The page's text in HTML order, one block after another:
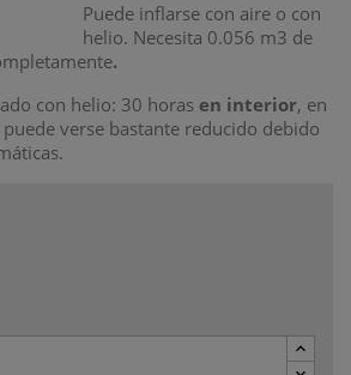
Puede inflarse con aire o con
helio. Necesita 0.056 m3 de
.
con helio: 30 horas en interior, en
verse bastante reducido debido